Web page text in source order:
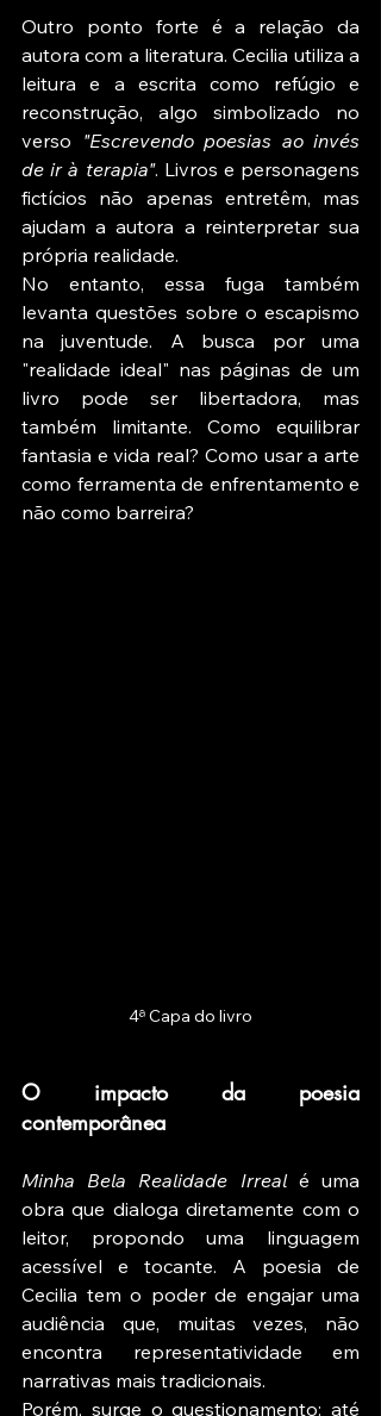
Outro ponto forte é a relação da
autora com a literatura. Cecilia utiliza a
leitura e a escrita como refúgio e
reconstrução, algo simbolizado no
verso "Escrevendo poesias ao invés
de ir à terapia". Livros e personagens
fictícios não apenas entretêm, mas
ajudam a autora a reinterpretar sua
própria realidade.
No entanto, essa fuga também
levanta questões sobre o escapismo
na juventude. A busca por uma
"realidade ideal" nas páginas de um
livro pode ser libertadora, mas
também limitante. Como equilibrar
fantasia e vida real? Como usar a arte
como ferramenta de enfrentamento e
não como barreira?
4ª Capa do livro
O impacto da poesia
contemporânea
Minha Bela Realidade Irreal é uma
obra que dialoga diretamente com o
leitor, propondo uma linguagem
acessível e tocante. A poesia de
Cecilia tem o poder de engajar uma
audiência que, muitas vezes, não
encontra representatividade em
narrativas mais tradicionais.
Porém, surge o questionamento: até